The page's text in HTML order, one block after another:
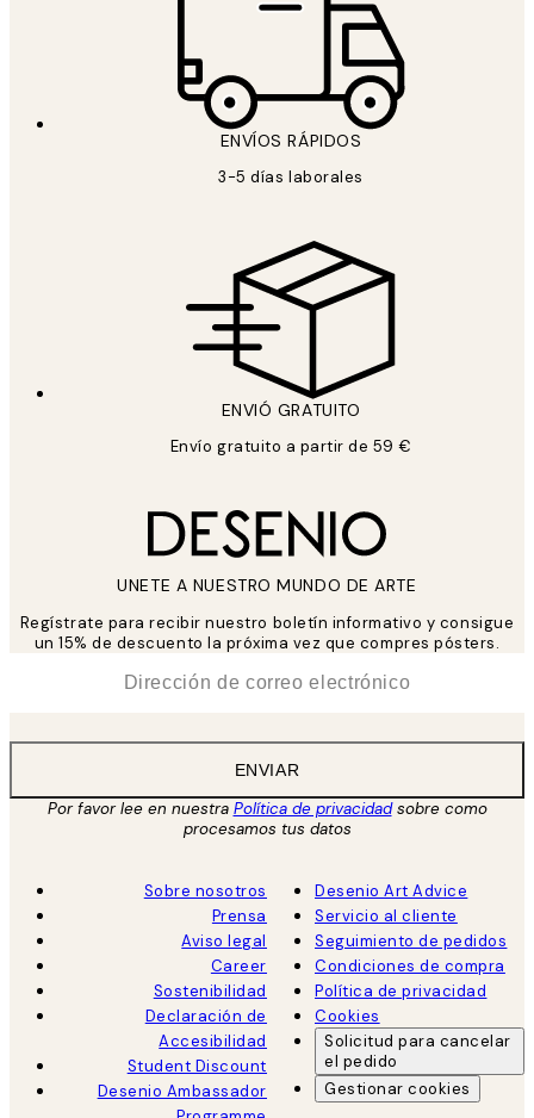
ENVÍOS RÁPIDOS
3-5 días laborales
ENVIÓ GRATUITO
Envío gratuito a partir de 59 €
UNETE A NUESTRO MUNDO DE ARTE
Regístrate para recibir nuestro boletín informativo y consigue
un 15% de descuento la próxima vez que compres pósters.
ENVIAR
Por favor lee en nuestra Política de privacidadsobre como
procesamos tus datos
Sobre nosotros
Prensa
Aviso legal
Career
Sostenibilidad
Declaración de
Accesibilidad
Student Discount
Desenio Ambassador
Desenio Art Advice
Servicio al cliente
Seguimiento de pedidos
Condiciones de compra
Política de privacidad
Cookies
Solicitud para cancelar
el pedido
Gestionar cookies